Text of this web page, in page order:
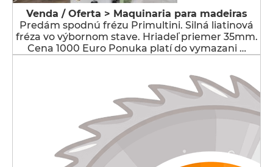
Venda / Oferta > Maquinaria para madeiras
Predám spodnú frézu Primultini. Silná liatinová
fréza vo výbornom stave. Hriadeľ priemer 35mm.
Cena 1000 Euro Ponuka platí do vymazani …